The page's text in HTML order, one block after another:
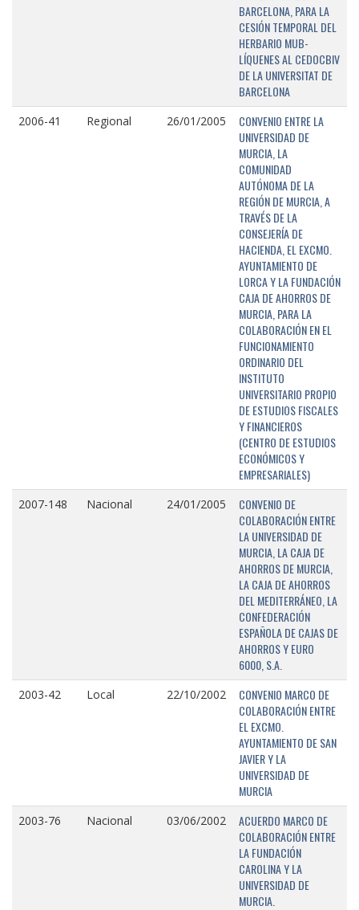
BARCELONA, PARA LA
CESIÓN TEMPORAL DEL
HERBARIO MUB-
LÍQUENES AL CEDOCBIV
DE LA UNIVERSITAT DE
BARCELONA
2006-41 Regional 26/01/2005
CONVENIO ENTRE LA
UNIVERSIDAD DE
MURCIA, LA
COMUNIDAD
AUTÓNOMA DE LA
REGIÓN DE MURCIA, A
TRAVÉS DE LA
CONSEJERÍA DE
HACIENDA, EL EXCMO.
AYUNTAMIENTO DE
LORCA Y LA FUNDACIÓN
CAJA DE AHORROS DE
MURCIA, PARA LA
COLABORACIÓN EN EL
FUNCIONAMIENTO
ORDINARIO DEL
INSTITUTO
UNIVERSITARIO PROPIO
DE ESTUDIOS FISCALES
Y FINANCIEROS
(CENTRO DE ESTUDIOS
ECONÓMICOS Y
EMPRESARIALES)
2007-148 Nacional 24/01/2005
CONVENIO DE
COLABORACIÓN ENTRE
LA UNIVERSIDAD DE
MURCIA, LA CAJA DE
AHORROS DE MURCIA,
LA CAJA DE AHORROS
DEL MEDITERRÁNEO, LA
CONFEDERACIÓN
ESPAÑOLA DE CAJAS DE
AHORROS Y EURO
6000, S.A.
2003-42 Local 22/10/2002
CONVENIO MARCO DE
COLABORACIÓN ENTRE
EL EXCMO.
AYUNTAMIENTO DE SAN
JAVIER Y LA
UNIVERSIDAD DE
MURCIA
2003-76 Nacional 03/06/2002
ACUERDO MARCO DE
COLABORACIÓN ENTRE
LA FUNDACIÓN
CAROLINA Y LA
UNIVERSIDAD DE
MURCIA.